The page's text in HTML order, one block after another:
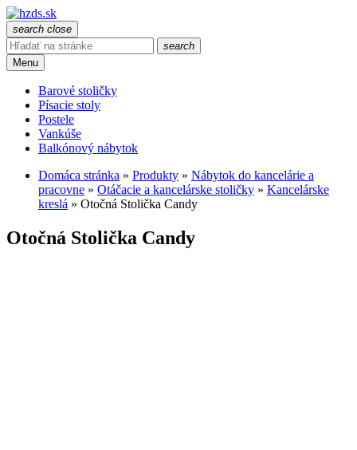
search close
search
Menu
Barové stoličky
Písacie stoly
Postele
Vankúše
Balkónový nábytok
Domáca stránka » Produkty » Nábytok do kancelárie a
pracovne » Otáčacie a kancelárske stoličky » Kancelárske
kreslá » Otočná Stolička Candy
Otočná Stolička Candy